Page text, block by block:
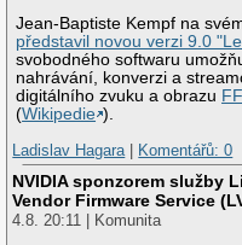
Jean-Baptiste Kempf na
představil novou verzi 9.0
svobodného softwaru
nahrávání, konverzi a
digitálního zvuku a obrazu
(Wikipedie ).
Ladislav Hagara
Komentářů: 0
NVIDIA sponzorem služby
Vendor Firmware Service
4.8. 20:11 | Komunita